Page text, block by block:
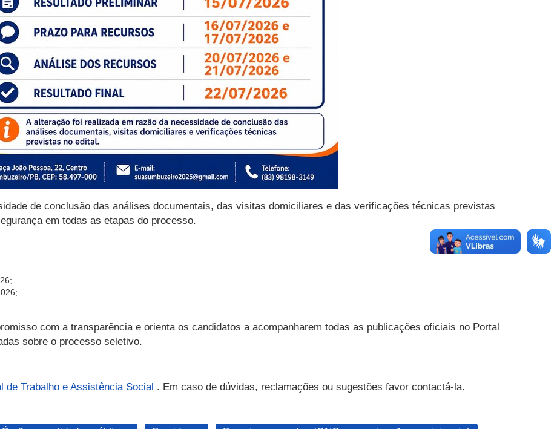
de conclusão das análises documentais, das visitas domiciliares e das verificações técnicas previstas
em todas as etapas do processo.
com a transparência e orienta os candidatos a acompanharem todas as publicações oficiais no Portal
sobre o processo seletivo.
de Trabalho e Assistência Social . Em caso de dúvidas, reclamações ou sugestões favor contactá-la.